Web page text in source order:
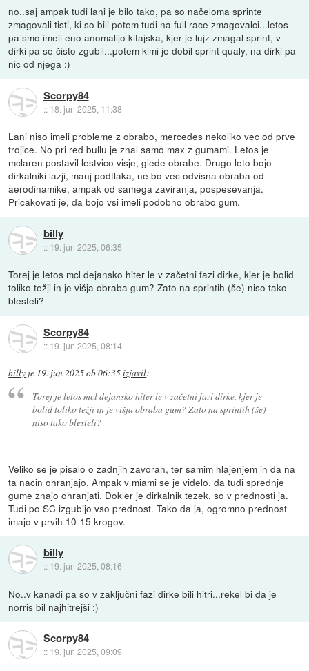
no..saj ampak tudi lani je bilo tako, pa so načeloma sprinte
zmagovali tisti, ki so bili potem tudi na full race zmagovalci...letos
pa smo imeli eno anomalijo kitajska, kjer je lujz zmagal sprint, v
dirki pa se čisto zgubil...potem kimi je dobil sprint qualy, na dirki pa
nic od njega :)
Scorpy84
:: 18. jun 2025, 11:38
Lani niso imeli probleme z obrabo, mercedes nekoliko vec od prve
trojice. No pri red bullu je znal samo max z gumami. Letos je
mclaren postavil lestvico visje, glede obrabe. Drugo leto bojo
dirkalniki lazji, manj podtlaka, ne bo vec odvisna obraba od
aerodinamike, ampak od samega zaviranja, pospesevanja.
Pricakovati je, da bojo vsi imeli podobno obrabo gum.
billy
:: 19. jun 2025, 06:35
Torej je letos mcl dejansko hiter le v začetni fazi dirke, kjer je bolid
toliko težji in je višja obraba gum? Zato na sprintih (še) niso tako
blesteli?
Scorpy84
:: 19. jun 2025, 08:14
billy je 19. jun 2025 ob 06:35izjavil:
Torej je letos mcl dejansko hiter le v začetni fazi dirke, kjer je
bolid toliko težji in je višja obraba gum? Zato na sprintih (še)
niso tako blesteli?
Veliko se je pisalo o zadnjih zavorah, ter samim hlajenjem in da na
ta nacin ohranjajo. Ampak v miami se je videlo, da tudi sprednje
gume znajo ohranjati. Dokler je dirkalnik tezek, so v prednosti ja.
Tudi po SC izgubijo vso prednost. Tako da ja, ogromno prednost
imajo v prvih 10-15 krogov.
billy
:: 19. jun 2025, 08:16
No..v kanadi pa so v zaključni fazi dirke bili hitri...rekel bi da je
norris bil najhitrejši :)
Scorpy84
:: 19. jun 2025, 09:09